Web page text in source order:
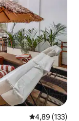
Średnia
4,89 (133)